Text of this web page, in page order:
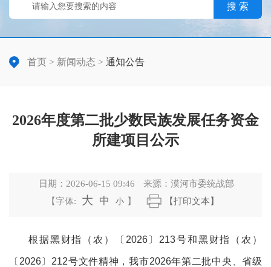
搜 索
首页 > 新闻动态 > 通知公告
2026年度第二批少数民族发展任务资金
所建项目公示
日期： 2026-06-15 09:46 来源：漠河市委统战部
【字体:
大 中 小 】 【打印文本】
根据黑财指（农） 〔 2026〕 213号和黑财指（农）
〔 2026〕 212号文件精神，我市2026年第二批中央、省级